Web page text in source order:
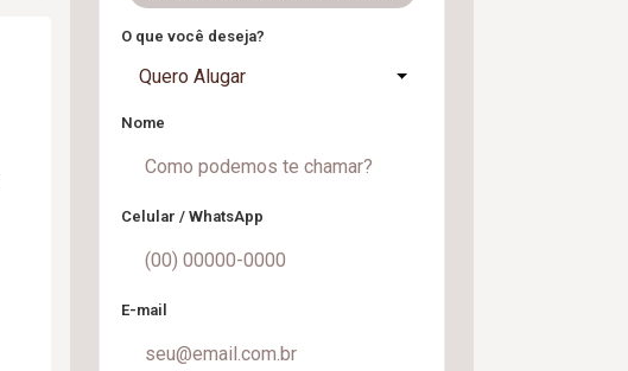
O que você deseja?
Quero Alugar
Nome
Celular / WhatsApp
E-mail